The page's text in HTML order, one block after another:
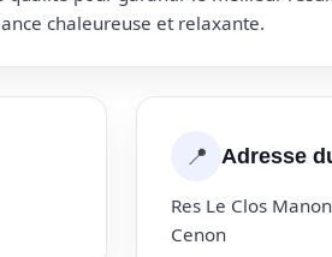
chaleureuse et relaxante.
📍 Adresse
Res Le Clos
Cenon